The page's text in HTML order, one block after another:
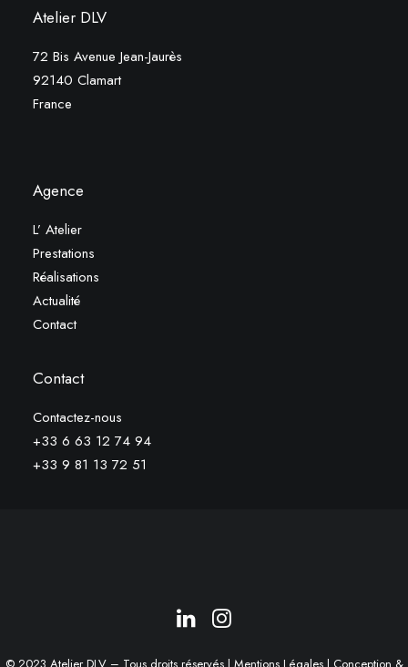
Atelier DLV
72 Bis Avenue Jean-Jaurès
92140 Clamart
France
Agence
L’ Atelier
Prestations
Réalisations
Actualité
Contact
Contact
Contactez-nous
+33 6 63 12 74 94
+33 9 81 13 72 51